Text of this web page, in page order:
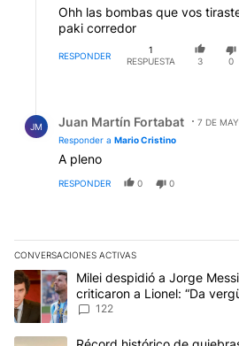
Ohh las bombas que vos
paki corredor
RESPONDER
1
RESPUESTA
3 0
JM Juan Martín Fortabat
7 DE
Responder a Mario Cristino
A pleno
RESPONDER 0 0
CONVERSACIONES ACTIVAS
Este listado muestra los artículos con
Un artículo de tendencia con el título
Milei despidió a Jorge
criticaron a Lionel: “Da
anti-Messi”
122